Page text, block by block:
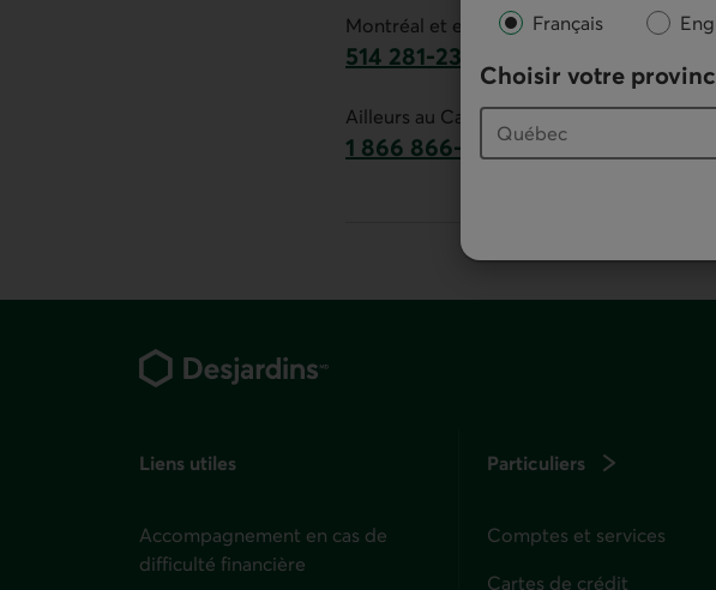
Français
Choisir votre
Montréal et environs :
514 281-2336
Ce lien lancera votre logiciel de
Ailleurs au Canada :
1 866 866-7000
numéro sans frais. Ce lien
Liens utiles
Accompagnement en cas de
difficulté financière
Particuliers
Comptes et services
Cartes de crédit